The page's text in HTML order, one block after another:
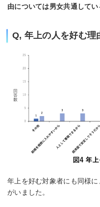
由については男女共通してい
Q, 年上の人を好む理
年上を好む対象者にも同様
がいました。